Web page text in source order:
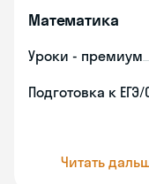
Математика
Уроки - премиум
Подготовка к ЕГЭ/
Читать